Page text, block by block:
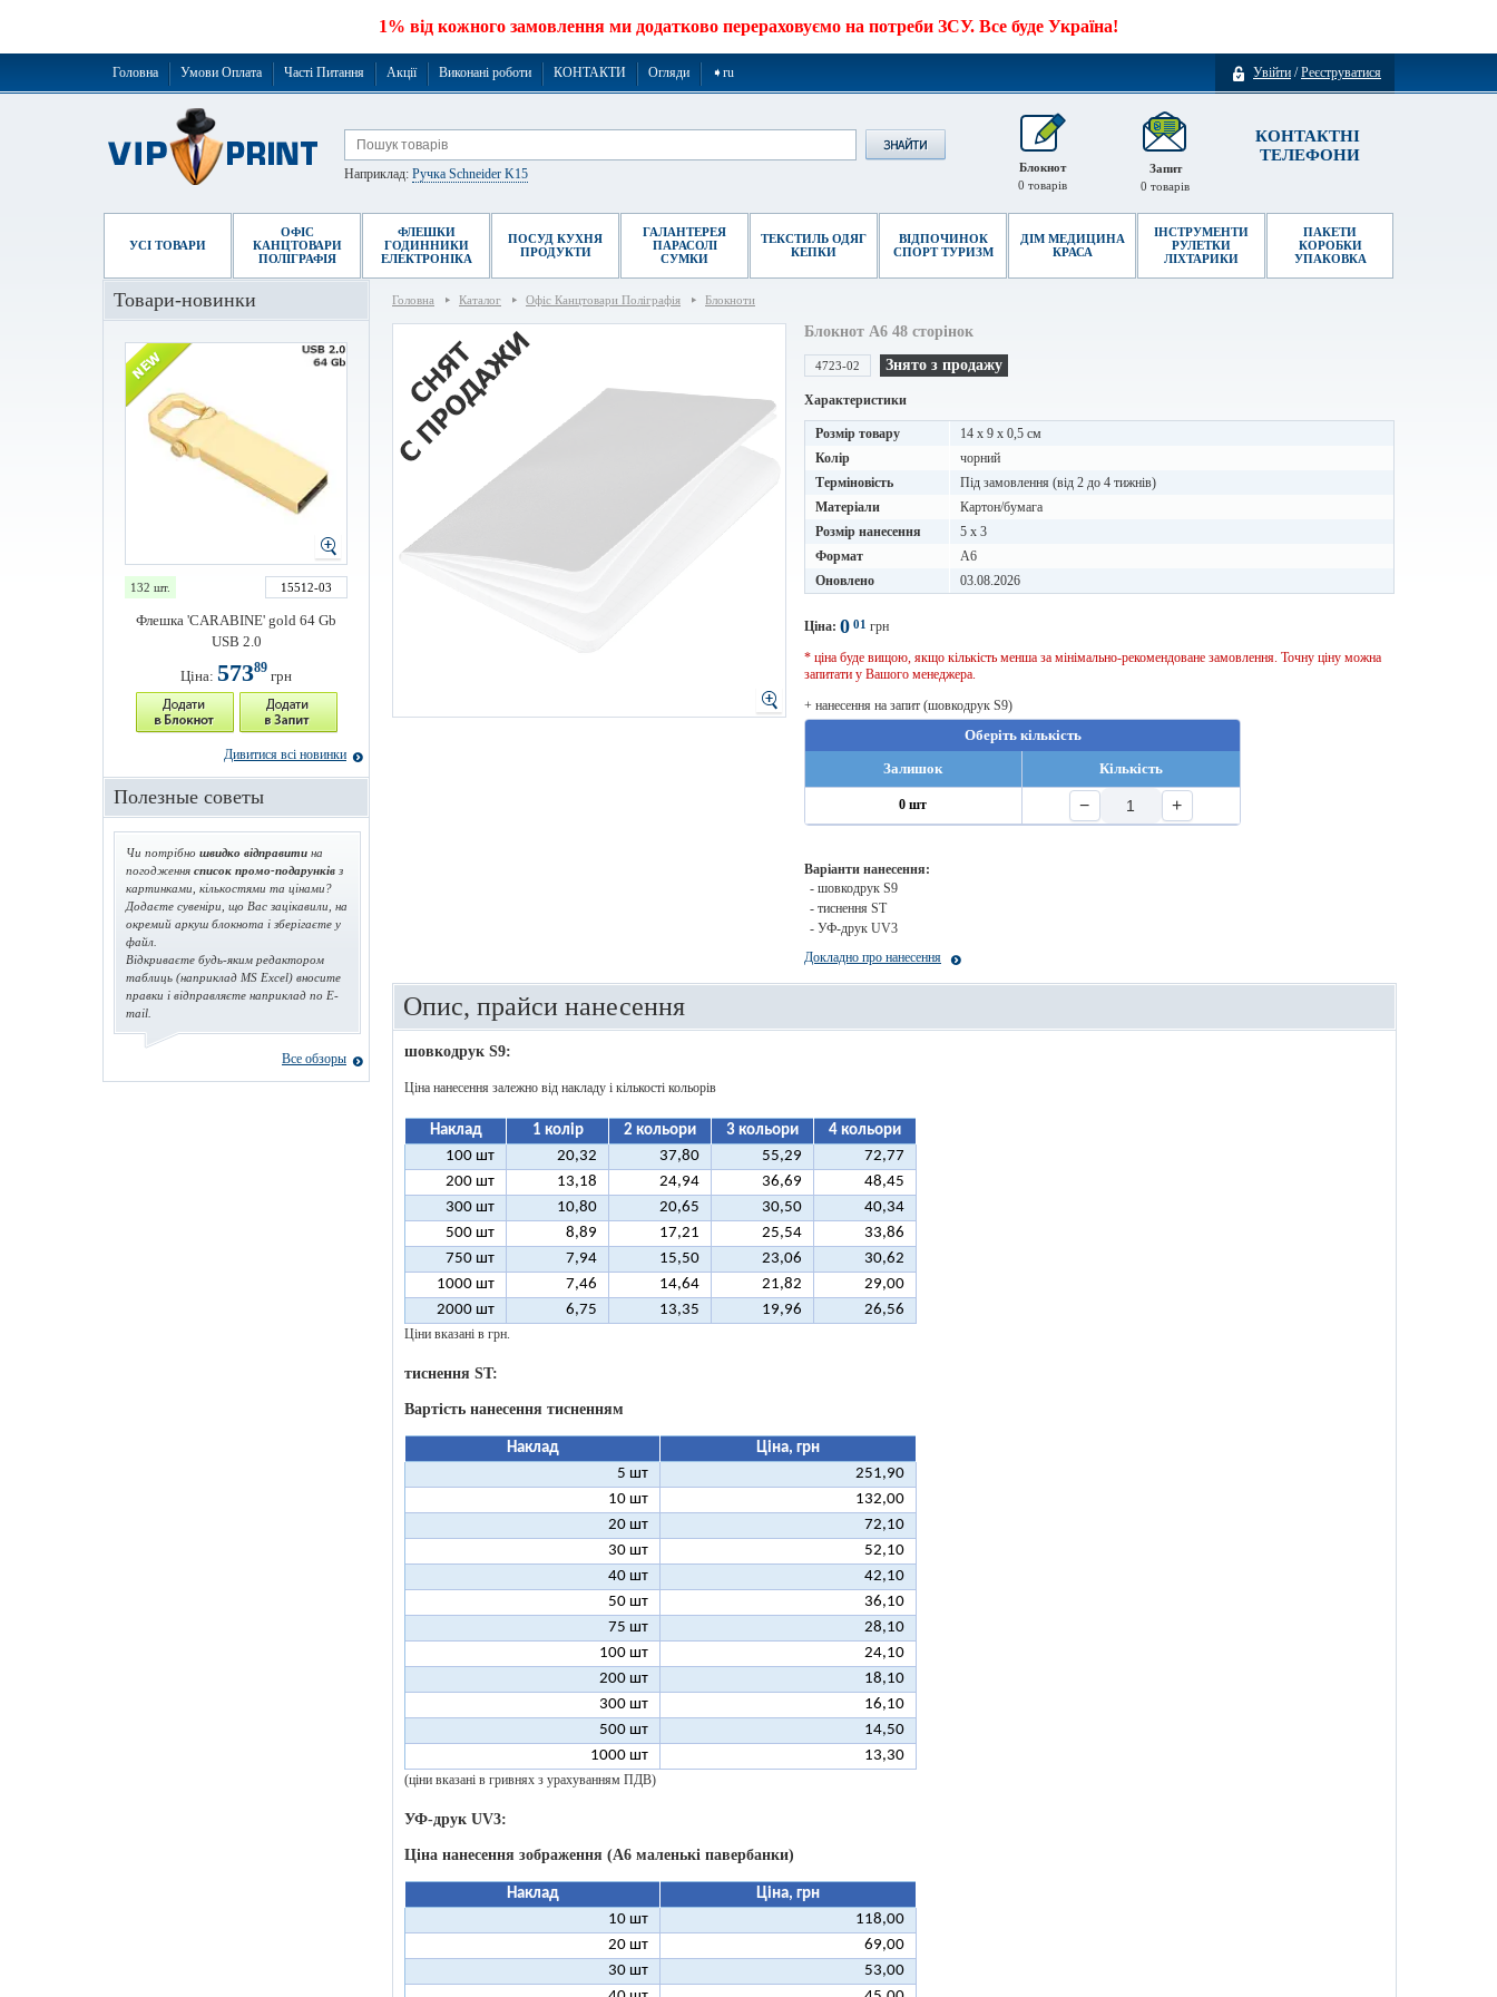
1% від кожного замовлення ми додатково перераховуємо на потреби ЗСУ. Все буде Україна!
Увійти /Реєструватися
Головна Умови Оплата Часті Питання Акції Виконані роботи КОНТАКТИ Огляди ➧ru
КОНТАКТНІ
ТЕЛЕФОНИ
Запит
0 товарів
Наприклад: Ручка Schneider K15
Блокнот
0 товарів
УСІ ТОВАРИ
ОФІС
КАНЦТОВАРИ
ПОЛІГРАФІЯ
ФЛЕШКИ
ГОДИННИКИ
ЕЛЕКТРОНІКА
ПОСУД КУХНЯ
ПРОДУКТИ
ГАЛАНТЕРЕЯ
ПАРАСОЛІ
СУМКИ
ТЕКСТИЛЬ ОДЯГ
КЕПКИ
ВІДПОЧИНОК
СПОРТ ТУРИЗМ
ДІМ МЕДИЦИНА
КРАСА
ІНСТРУМЕНТИ
РУЛЕТКИ
ЛІХТАРИКИ
ПАКЕТИ
КОРОБКИ
УПАКОВКА
Головна Каталог Офіс Канцтовари Поліграфія Блокноти
Блокнот А6 48 сторінок
4723-02 Знято з продажу
Характеристики
Розмір товару
14 x 9 x 0,5 см
Колір
чорний
Терміновість
Під замовлення (від 2 до 4 тижнів)
Матеріали
Картон/бумага
Розмір нанесення
5 x 3
Формат
A6
Оновлено
03.08.2026
Ціна: 0 01 грн
* ціна буде вищою, якщо кількість менша за мінімально-рекомендоване замовлення. Точну ціну можна
запитати у Вашого менеджера.
+ нанесення на запит (шовкодрук S9)
Оберіть кількість
Залишок
Кількість
0 шт − +
Варіанти нанесення:
- шовкодрук S9
- тиснення ST
- УФ-друк UV3
Докладно про нанесення
Опис, прайси нанесення
шовкодрук S9:
Ціна нанесення залежно від накладу і кількості кольорів
Наклад 1 колір 2 кольори 3 кольори
4 кольори
100 шт
20,32 37,80 55,29
72,77
200 шт
13,18 24,94 36,69
48,45
300 шт
10,80 20,65 30,50
40,34
500 шт
8,89 17,21 25,54
33,86
750 шт
7,94 15,50 23,06
30,62
1000 шт
7,46 14,64 21,82
29,00
2000 шт
6,75 13,35 19,96 26,56
Ціни вказані в грн.
тиснення ST:
Вартість нанесення тисненням
Наклад
Ціна, грн
5 шт
251,90
10 шт
132,00
20 шт
72,10
30 шт
52,10
40 шт
42,10
50 шт
36,10
75 шт
28,10
100 шт
24,10
200 шт
18,10
300 шт
16,10
500 шт
14,50
1000 шт
13,30
(ціни вказані в гривнях з урахуванням ПДВ)
УФ-друк UV3:
Ціна нанесення зображення (А6 маленькі павербанки)
Наклад
Ціна, грн
10 шт
118,00
20 шт
69,00
30 шт
53,00
Товари-новинки
132 шт. 15512-03
Флешка 'CARABINE' gold 64 Gb
USB 2.0
Ціна: 57389 грн
Дивитися всі новинки
Полезные советы
Чи потрібно швидко відправити на
погодження список промо-подарунків з
картинками, кількостями та цінами?
Додаєте сувеніри, що Вас зацікавили, на
окремий аркуш блокнота і зберігаєте у
файл.
Відкриваєте будь-яким редактором
таблиць (наприклад MS Excel) вносите
правки і відправляєте наприклад по E-
mail.
Все обзоры